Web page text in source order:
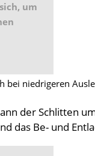
um
bei niedrigeren
der Schlitten
das Be- und